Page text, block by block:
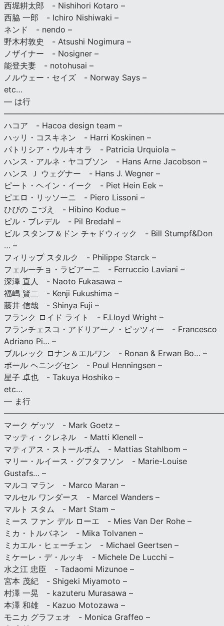
西堀耕太郎 - Nishihori Kotaro –
西脇 一郎 - Ichiro Nishiwaki –
ネンド - nendo –
野木村敦史 - Atsushi Nogimura –
ノザイナー - Nosigner –
能登夫妻 - notohusai –
ノルウェー・セイズ - Norway Says –
etc…
— は行
ハコア - Hacoa design team –
ハッリ・コスキネン - Harri Koskinen –
パトリシア・ウルキオラ - Patricia Urquiola –
ハンス・アルネ・ヤコブソン - Hans Arne Jacobson –
ハンス Ｊ ウェグナー - Hans J. Wegner –
ピート・ヘイン・イーク - Piet Hein Eek –
ピエロ・リッソーニ - Piero Lissoni –
ひびの こづえ - Hibino Kodue –
ピル・ブレデル - Pil Bredahl –
ビル スタンフ＆ドン チャドウィック - Bill Stumpf&Don
… –
フィリップ スタルク - Philippe Starck –
フェルーチョ・ラビアーニ - Ferruccio Laviani –
深澤 直人 - Naoto Fukasawa –
福嶋 賢二 - Kenji Fukushima –
藤井 信哉 - Shinya Fuji –
フランク ロイド ライト - F.Lloyd Wright –
フランチェスコ・アドリアーノ・ピッツィー - Francesco
Adriano Pi… –
ブルレック ロナン＆エルワン - Ronan & Erwan Bo… –
ポール ヘニングセン - Poul Henningsen –
星子 卓也 - Takuya Hoshiko –
etc…
— ま行
マーク ゲッツ - Mark Goetz –
マッティ・クレネル - Matti Klenell –
マティアス・ストールボム - Mattias Stahlbom –
マリー・ルイース・グフタフソン - Marie-Louise
Gustafs… –
マルコ マラン - Marco Maran –
マルセル ワンダース - Marcel Wanders –
マルト スタム - Mart Stam –
ミース ファン デル ローエ - Mies Van Der Rohe –
ミカ・トルバネン - Mika Tolvanen –
ミカエル・ヒェーチェン - Michael Geertsen –
ミケーレ・デ・ルッキ - Michele De Lucchi –
水之江 忠臣 - Tadaomi Mizunoe –
宮本 茂紀 - Shigeki Miyamoto –
村澤 一晃 - kazuteru Murasawa –
本澤 和雄 - Kazuo Motozawa –
モニカ グラフェオ - Monica Graffeo –